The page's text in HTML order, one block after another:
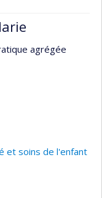
agrégée
et soins de l'enfant